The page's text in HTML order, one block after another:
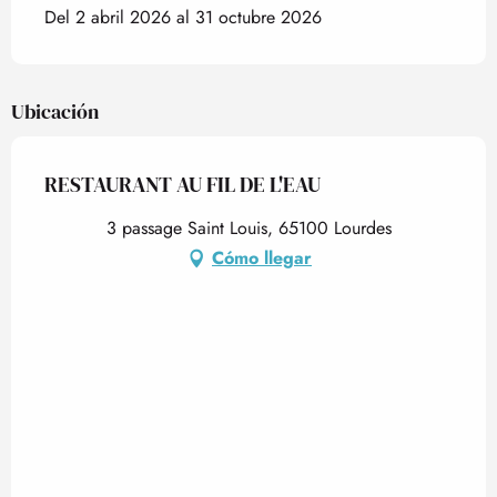
Del 2 abril 2026 al 31 octubre 2026
Ubicación
RESTAURANT AU FIL DE L'EAU
3 passage Saint Louis, 65100 Lourdes
Cómo llegar